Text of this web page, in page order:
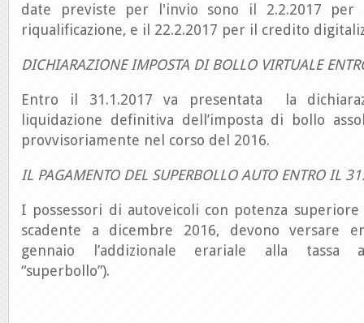
date previste per l'invio sono il 2.2.2017 per
riqualificazione, e il 22.2.2017 per il credito
DICHIARAZIONE IMPOSTA DI BOLLO VIRTUALE
Entro il 31.1.2017 va presentata la
liquidazione definitiva dell’imposta di bollo
provvisoriamente nel corso del 2016.
IL PAGAMENTO DEL SUPERBOLLO AUTO ENTRO IL
I possessori di autoveicoli con potenza
scadente a dicembre 2016, devono versare
gennaio l’addizionale erariale alla tassa
“superbollo”).